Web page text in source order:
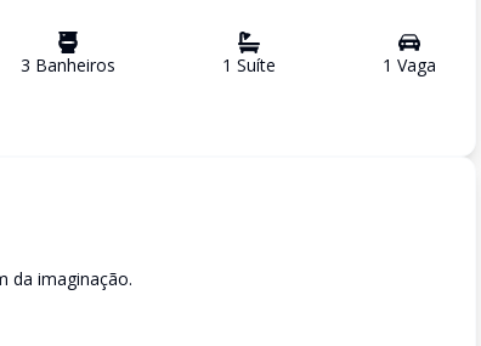
3 Banheiros 1 Suíte 1 Vaga
da imaginação.